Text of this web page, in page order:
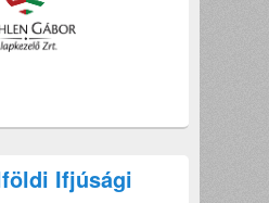
Ifjúsági